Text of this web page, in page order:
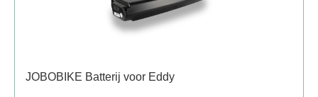
JOBOBIKE Batterij voor Eddy